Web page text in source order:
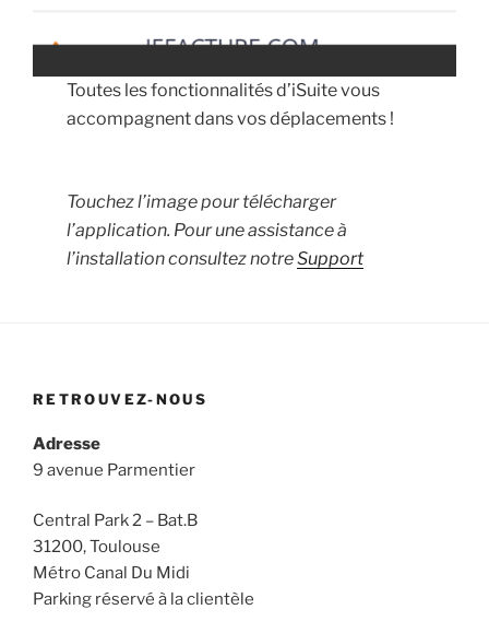
Toutes les fonctionnalités d’iSuite vous
accompagnent dans vos déplacements !
Touchez l’image pour télécharger
l’application. Pour une assistance à
l’installation consultez notreSupport
RETROUVEZ-NOUS
Adresse
9 avenue Parmentier
Central Park 2 – Bat.B
31200, Toulouse
Métro Canal Du Midi
Parking réservé à la clientèle